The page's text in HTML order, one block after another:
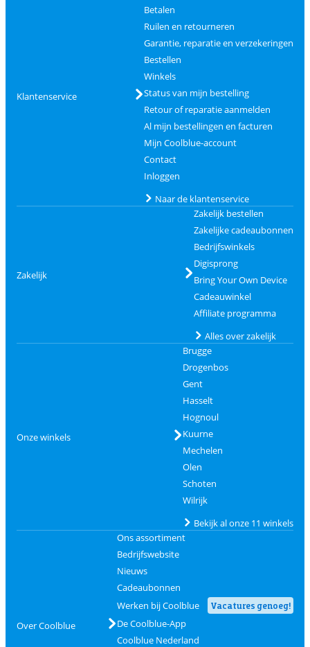
Klantenservice
Betalen
Ruilen en retourneren
Garantie, reparatie en verzekeringen
Bestellen
Winkels
Status van mijn bestelling
Retour of reparatie aanmelden
Al mijn bestellingen en facturen
Mijn Coolblue-account
Contact
Inloggen
Naar de klantenservice
Zakelijk
Zakelijk bestellen
Zakelijke cadeaubonnen
Bedrijfswinkels
Digisprong
Bring Your Own Device
Cadeauwinkel
Affiliate programma
Alles over zakelijk
Onze winkels
Brugge
Drogenbos
Gent
Hasselt
Hognoul
Kuurne
Mechelen
Olen
Schoten
Wilrijk
Bekijk al onze 11 winkels
Over Coolblue
Ons assortiment
Bedrijfswebsite
Nieuws
Cadeaubonnen
Werken bij Coolblue
Vacatures genoeg!
De Coolblue-App
Coolblue Nederland